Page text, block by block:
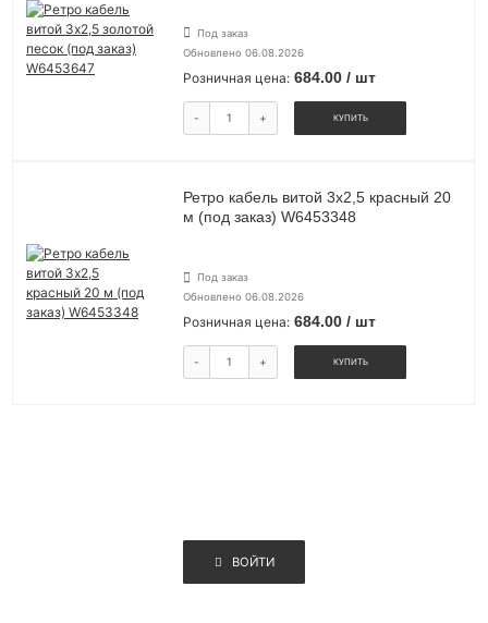
Под заказ
Обновлено 06.08.2026
Розничная цена: 684.00 / шт
- + КУПИТЬ
Ретро кабель витой 3х2,5 красный 20
м (под заказ) W6453348
Под заказ
Обновлено 06.08.2026
Розничная цена: 684.00 / шт
- + КУПИТЬ
ВОЙТИ